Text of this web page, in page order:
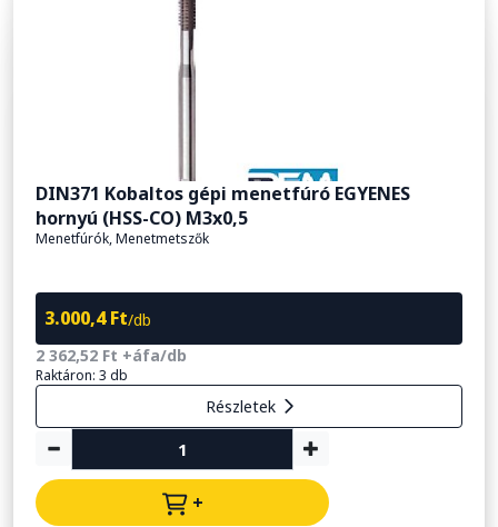
DIN371 Kobaltos gépi menetfúró EGYENES
hornyú (HSS-CO) M3x0,5
Menetfúrók, Menetmetszők
3.000,4 Ft/db
2 362,52 Ft +áfa/db
Raktáron: 3 db
Részletek
+